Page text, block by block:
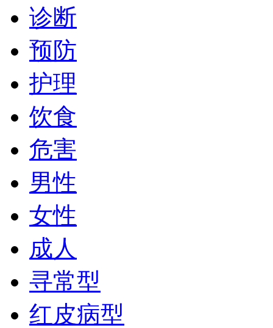
诊断
预防
护理
饮食
危害
男性
女性
成人
寻常型
红皮病型